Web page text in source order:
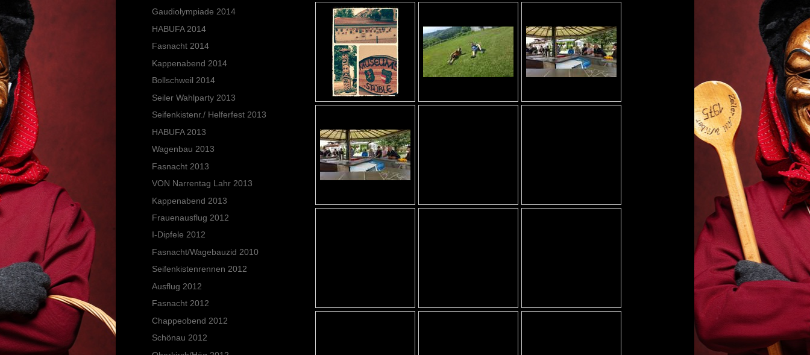
Gaudiolympiade 2014
HABUFA 2014
Fasnacht 2014
Kappenabend 2014
Bollschweil 2014
Seiler Wahlparty 2013
Seifenkistenr./ Helferfest 2013
HABUFA 2013
Wagenbau 2013
Fasnacht 2013
VON Narrentag Lahr 2013
Kappenabend 2013
Frauenausflug 2012
I-Dipfele 2012
Fasnacht/Wagebauzid 2010
Seifenkistenrennen 2012
Ausflug 2012
Fasnacht 2012
Chappeobend 2012
Schönau 2012